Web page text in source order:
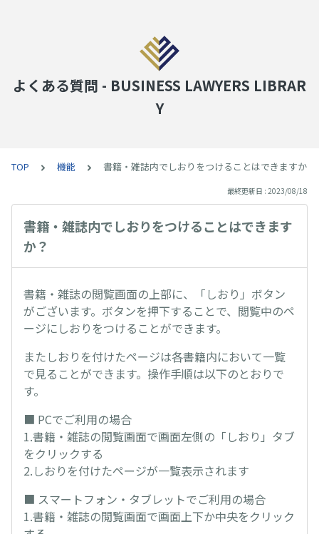
よくある質問 - BUSINESS LAWYERS LIBRAR
Y
TOP 機能 書籍・雑誌内でしおりをつけることはできますか？
最終更新日 : 2023/08/18
書籍・雑誌内でしおりをつけることはできます
か？
書籍・雑誌の閲覧画面の上部に、「しおり」ボタン
がございます。ボタンを押下することで、閲覧中のペ
ージにしおりをつけることができます。
またしおりを付けたページは各書籍内において一覧
で見ることができます。操作手順は以下のとおりで
す。
■ PCでご利用の場合
1.書籍・雑誌の閲覧画面で画面左側の「しおり」タブ
をクリックする
2.しおりを付けたページが一覧表示されます
■ スマートフォン・タブレットでご利用の場合
1.書籍・雑誌の閲覧画面で画面上下か中央をクリック